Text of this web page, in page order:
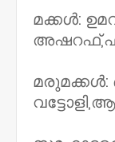
മക്കൾ:
മരുമക്കൾ: